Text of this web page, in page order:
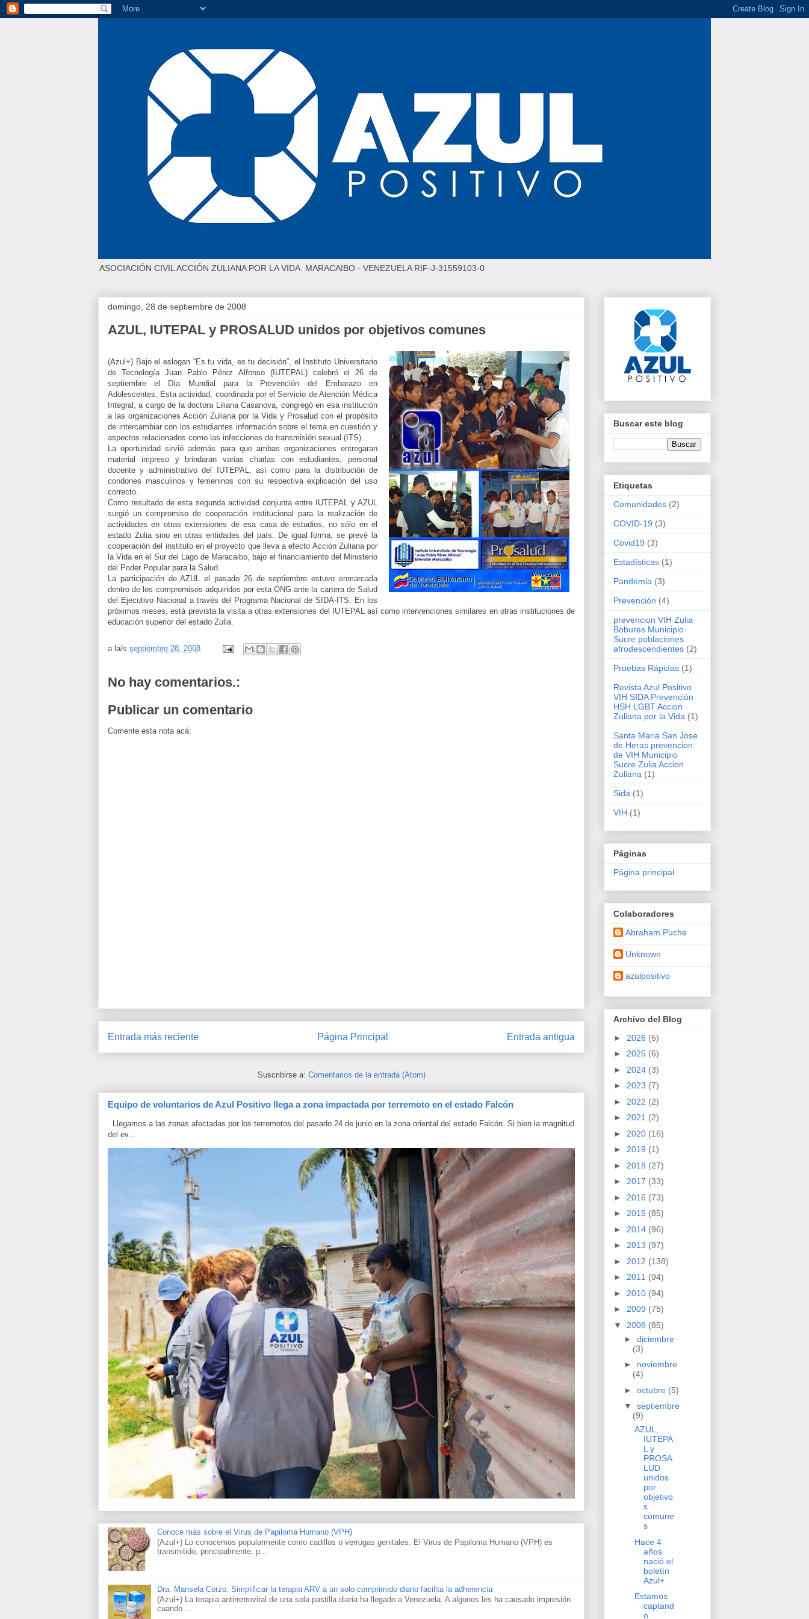
ASOCIACIÓN CIVIL ACCIÓN ZULIANA POR LA VIDA. MARACAIBO - VENEZUELA RIF-J-31559103-0
domingo, 28 de septiembre de 2008
AZUL, IUTEPAL y PROSALUD unidos por objetivos comunes
(Azul+) Bajo el eslogan “Es tu vida, es tu decisión”, el Instituto Universitario
de Tecnología Juan Pablo Pérez Alfonso (IUTEPAL) celebró el 26 de
septiembre el Día Mundial para la Prevención del Embarazo en
Adolescentes. Esta actividad, coordinada por el Servicio de Atención Médica
Integral, a cargo de la doctora Liliana Casanova, congregó en esa institución
a las organizaciones Acción Zuliana por la Vida y Prosalud con el propósito
de intercambiar con los estudiantes información sobre el tema en cuestión y
aspectos relacionados como las infecciones de transmisión sexual (ITS).
La oportunidad sirvió además para que ambas organizaciones entregaran
material impreso y brindaran varias charlas con estudiantes, personal
docente y administrativo del IUTEPAL, así como para la distribución de
condones masculinos y femeninos con su respectiva explicación del uso
correcto.
Como resultado de esta segunda actividad conjunta entre IUTEPAL y AZUL
surgió un compromiso de cooperación institucional para la realización de
actividades en otras extensiones de esa casa de estudios, no sólo en el
estado Zulia sino en otras entidades del país. De igual forma, se prevé la
cooperación del instituto en el proyecto que lleva a efecto Acción Zuliana por
la Vida en el Sur del Lago de Maracaibo, bajo el financiamiento del Ministerio
del Poder Popular para la Salud.
La participación de AZUL el pasado 26 de septiembre estuvo enmarcada
dentro de los compromisos adquiridos por esta ONG ante la cartera de Salud
del Ejecutivo Nacional a través del Programa Nacional de SIDA-ITS. En los
próximos meses, está prevista la visita a otras extensiones del IUTEPAL así como intervenciones similares en otras instituciones de
educación superior del estado Zulia.
a la/s septiembre 28, 2008
No hay comentarios.:
Publicar un comentario
Comente esta nota acá:
Entrada más reciente Entrada antigua
Página Principal
Suscribirse a: Comentarios de la entrada (Atom)
Equipo de voluntarios de Azul Positivo llega a zona impactada por terremoto en el estado Falcón
Llegamos a las zonas afectadas por los terremotos del pasado 24 de junio en la zona oriental del estado Falcón. Si bien la magnitud
del ev...
Conoce más sobre el Virus de Papiloma Humano (VPH)
(Azul+) Lo conocemos popularmente como cadillos o verrugas genitales. El Virus de Papiloma Humano (VPH) es
transmitido, principalmente, p...
Dra. Marisela Corzo: Simplificar la terapia ARV a un solo comprimido diario facilita la adherencia
(Azul+) La terapia antirretroviral de una sola pastilla diaria ha llegado a Venezuela. A algunos les ha causado impresión
cuando ...
Buscar este blog
Etiquetas
Comunidades (2)
COVID-19 (3)
Covid19 (3)
Estadísticas (1)
Pandemia (3)
Prevención (4)
prevencion VIH Zulia
Bobures Municipio
Sucre poblaciones
afrodescendientes (2)
Pruebas Rápidas (1)
Revista Azul Positivo
VIH SIDA Prevención
HSH LGBT Accion
Zuliana por la Vida (1)
Santa Maria San Jose
de Heras prevencion
de VIH Municipio
Sucre Zulia Accion
Zuliana (1)
Sida (1)
VIH (1)
Páginas
Página principal
Colaboradores
Abraham Puche
Unknown
azulpositivo
Archivo del Blog
► 2026 (5)
► 2025 (6)
► 2024 (3)
► 2023 (7)
► 2022 (2)
► 2021 (2)
► 2020 (16)
► 2019 (1)
► 2018 (27)
► 2017 (33)
► 2016 (73)
► 2015 (85)
► 2014 (96)
► 2013 (97)
► 2012 (138)
► 2011 (94)
► 2010 (94)
► 2009 (75)
▼ 2008 (85)
► diciembre
(3)
► noviembre
(4)
► octubre (5)
▼ septiembre
(9)
AZUL,
IUTEPA
L y
PROSA
LUD
unidos
por
objetivo
s
comune
s
Hace 4
años
nació el
boletín
Azul+
Estamos
captand
o